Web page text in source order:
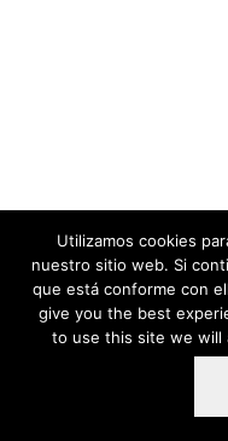
Utilizamos cookies
nuestro sitio web. Si
que está conforme con
give you the best
to use this site we will